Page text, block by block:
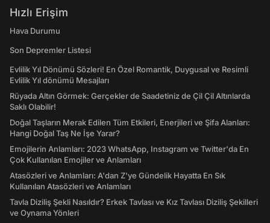
Hızlı Erişim
Hava Durumu
Son Depremler Listesi
Evlilik Yıl Dönümü Sözleri! En Özel Romantik, Duygusal ve Resimli
Evlilik Yıl dönümü Mesajları
Rüyada Altın Görmek: Gerçekler de Saadetiniz de Çil Çil Altınlarda
Saklı Olabilir!
Doğal Taşların Merak Edilen Tüm Etkileri, Enerjileri ve Şifa Alanları:
Hangi Doğal Taş Ne İşe Yarar?
Emojilerin Anlamları: 2023 WhatsApp, Instagram ve Twitter'da En
Çok Kullanılan Emojiler ve Anlamları
Atasözleri ve Anlamları: A'dan Z'ye Gündelik Hayatta En Sık
Kullanılan Atasözleri ve Anlamları
Tavla Diziliş Şekli Nasıldır? Erkek Tavlası ve Kız Tavlası Diziliş Şekilleri
ve Oynama Yönleri